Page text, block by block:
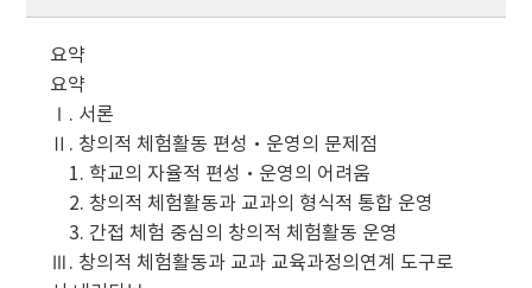
요약
요약
Ⅰ. 서론
Ⅱ. 창의적 체험활동 편성·운영의 문제점
1. 학교의 자율적 편성·운영의 어려움
2. 창의적 체험활동과 교과의 형식적 통합 운영
3. 간접 체험 중심의 창의적 체험활동 운영
Ⅲ. 창의적 체험활동과 교과 교육과정의연계 도구로